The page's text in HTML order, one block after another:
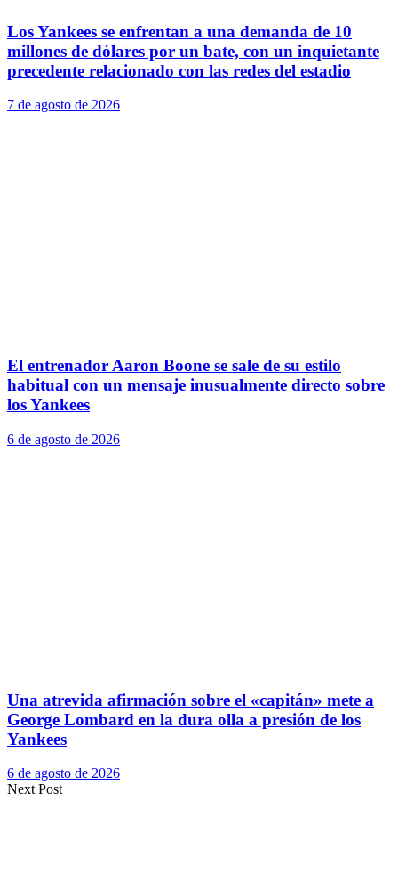
Los Yankees se enfrentan a una demanda de 10
millones de dólares por un bate, con un inquietante
precedente relacionado con las redes del estadio
7 de agosto de 2026
El entrenador Aaron Boone se sale de su estilo
habitual con un mensaje inusualmente directo sobre
los Yankees
6 de agosto de 2026
Una atrevida afirmación sobre el «capitán» mete a
George Lombard en la dura olla a presión de los
Yankees
6 de agosto de 2026
Next Post